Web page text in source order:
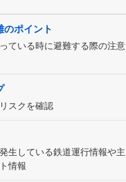
のポイント
ている時に避難する際の注意
スクを確認
生している鉄道運行情報や主
情報